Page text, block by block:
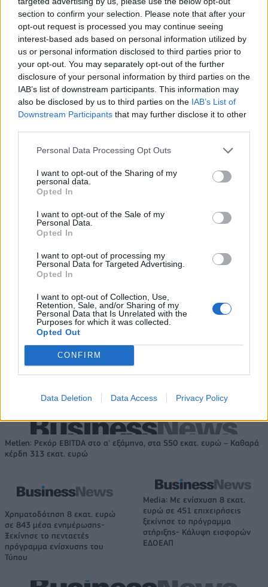
section to confirm your selection. Please note that after your
opt-out request is processed you may continue seeing
interest-based ads based on personal information utilized by
us or personal information disclosed to third parties prior to
your opt-out. You may separately opt-out of the further
disclosure of your personal information by third parties on the
IAB’s list of downstream participants. This information may
also be disclosed by us to third parties on the IAB’s List of
Downstream Participants that may further disclose it to other
Personal Data Processing Opt Outs
I want to opt-out of the Sharing of my
personal data.
Opted In
I want to opt-out of the Sale of my
Personal Data.
Opted In
I want to opt-out of processing my
Personal Data for Targeted Advertising.
Opted In
I want to opt-out of Collection, Use,
Retention, Sale, and/or Sharing of my
Personal Data that Is Unrelated with the
Purposes for which it was collected.
Opted Out
CONFIRM
Data Deletion Data Access Privacy Policy
ΙΝΕΡΠΟΣΤ ΣΥΝΕΔΡΙΟ ΟΙΚΟΝΟΜΙΑ
EuroLeague: Οι ενθουσιώδεις πρωτοεμφανιζόμενοι
Ευρωπαϊκό Κορασίδων Β'
Κατηγορίας: Πρεμιέρα με νίκη
εκατ. ευρώ και αύξηση κερδών
low & non alcohol
Metlen: Ρεκόρ EBITDA στο α' εξάμηνο, στα 550 εκατ. ευρώ – Καθαρά
κέρδη 313 εκατ. ευρώ
Χρηματοδότηση 8 εκατ. ευρώ
σε 843 μέσα ενημέρωσης-
Ξεκίνησε το πενταετές
πρόγραμμα ενίσχυσης του
Τύπου
Media: Με ενίσχυση 8 εκατ.
ευρώ σε 451 επιχειρήσεις
ξεκίνησε το πρόγραμμα
στήριξης- Κάλυψη εισφορών
ΕΔΟΕΑΠ